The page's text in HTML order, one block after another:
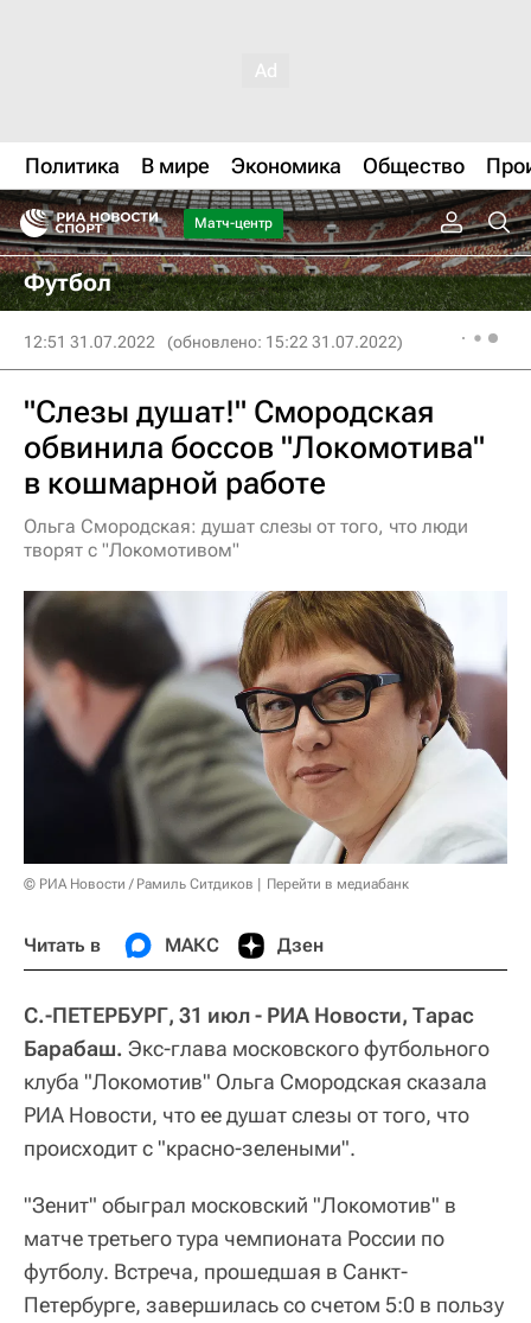
Политика В мире Экономика Общество
Матч-центр
Футбол
12:51 31.07.2022 (обновлено: 15:22 31.07.2022)
"Слезы душат!" Смородская
обвинила боссов "Локомотива"
в кошмарной работе
Ольга Смородская: душат слезы от того, что люди
творят с "Локомотивом"
© РИА Новости / Рамиль Ситдиков Перейти в медиабанк
Читать в МАКС Дзен
С.-ПЕТЕРБУРГ, 31 июл - РИА Новости, Тарас
Барабаш. Экс-глава московского футбольного
клуба "Локомотив" Ольга Смородская сказала
РИА Новости, что ее душат слезы от того, что
происходит с "красно-зелеными".
"Зенит" обыграл московский "Локомотив" в
матче третьего тура чемпионата России по
футболу. Встреча, прошедшая в Санкт-
Петербурге, завершилась со счетом 5:0 в пользу